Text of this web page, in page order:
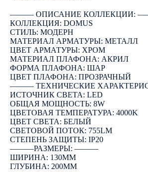
――― ОПИСАНИЕ КОЛЛЕКЦИИ:
КОЛЛЕКЦИЯ: DOMUS
СТИЛЬ: МОДЕРН
МАТЕРИАЛ АРМАТУРЫ: МЕТАЛЛ
ЦВЕТ АРМАТУРЫ: ХРОМ
МАТЕРИАЛ ПЛАФОНА: АКРИЛ
ФОРМА ПЛАФОНА: ШАР
ЦВЕТ ПЛАФОНА: ПРОЗРАЧНЫЙ
――― ТЕХНИЧЕСКИЕ
ИСТОЧНИК СВЕТА: LED
ОБЩАЯ МОЩНОСТЬ: 8W
ЦВЕТОВАЯ ТЕМПЕРАТУРА: 4000K
ЦВЕТ СВЕТА: БЕЛЫЙ
СВЕТОВОЙ ПОТОК: 755LM
СТЕПЕНЬ ЗАЩИТЫ: IP20
―――РАЗМЕРЫ: ―――
ШИРИНА: 130ММ
ГЛУБИНА: 200ММ